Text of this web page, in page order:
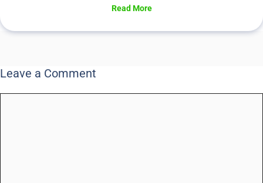
Read More
Leave a Comment